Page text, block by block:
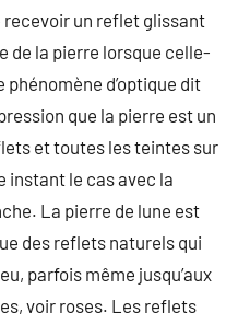
recevoir un reflet glissant
de la pierre lorsque celle-
phénomène d’optique dit
que la pierre est un
et toutes les teintes sur
instant le cas avec la
La pierre de lune est
des reflets naturels qui
parfois même jusqu’aux
voir roses. Les reflets